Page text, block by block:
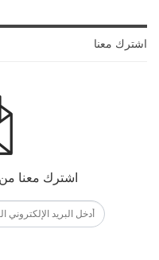
اشترك معنا
اشترك معنا